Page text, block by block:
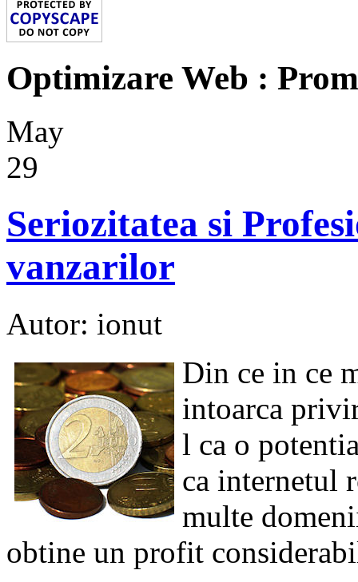
Optimizare Web :
May
29
Seriozitatea si
vanzarilor
Autor: ionut
Din ce in ce
intoarca
l ca o
ca internetul
multe
obtine un profit